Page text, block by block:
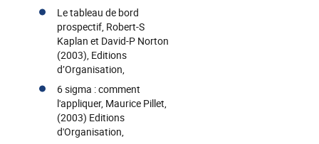
Le tableau de bord
prospectif, Robert-S
Kaplan et David-P Norton
(2003), Editions
d’Organisation,
6 sigma : comment
l'appliquer, Maurice Pillet,
(2003) Editions
d'Organisation,